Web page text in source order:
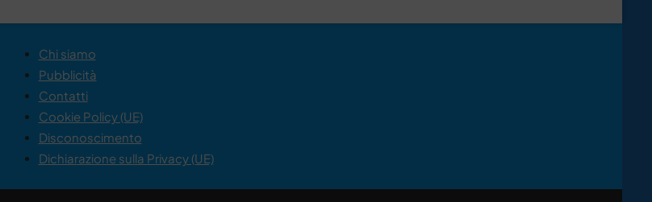
Chi siamo
Pubblicità
Contatti
Cookie Policy (UE)
Disconoscimento
Dichiarazione sulla Privacy (UE)